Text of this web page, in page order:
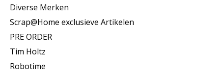
Diverse Merken
Scrap@Home exclusieve Artikelen
PRE ORDER
Tim Holtz
Robotime